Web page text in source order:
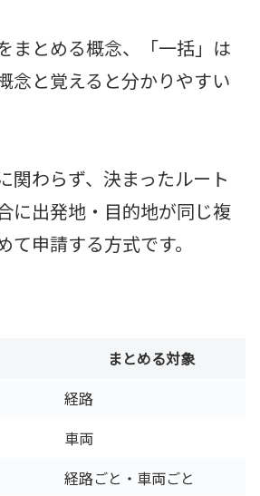
まとめる概念、「一括」は
念と覚えると分かりやすい
関わらず、決まったルート
に出発地・目的地が同じ複
て申請する方式です。
まとめる対象
経路
車両
経路ごと・車両ごと